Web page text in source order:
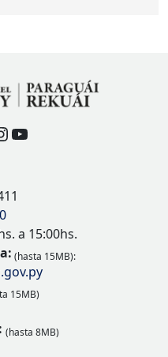
YouTube
a 15:00hs.
(hasta 15MB):
15MB)
(hasta 8MB)